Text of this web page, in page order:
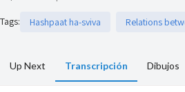
Tags: Hashpaat ha-sviva Relations
Up Next Transcripción Dibujos